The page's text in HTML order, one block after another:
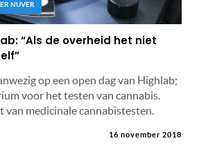
NUVER
“Als de overheid het niet
op een open dag van Highlab;
voor het testen van cannabis.
van medicinale cannabistesten.
16 november 2018